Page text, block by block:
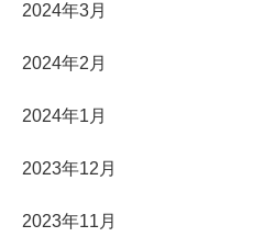
2024年3月
2024年2月
2024年1月
2023年12月
2023年11月